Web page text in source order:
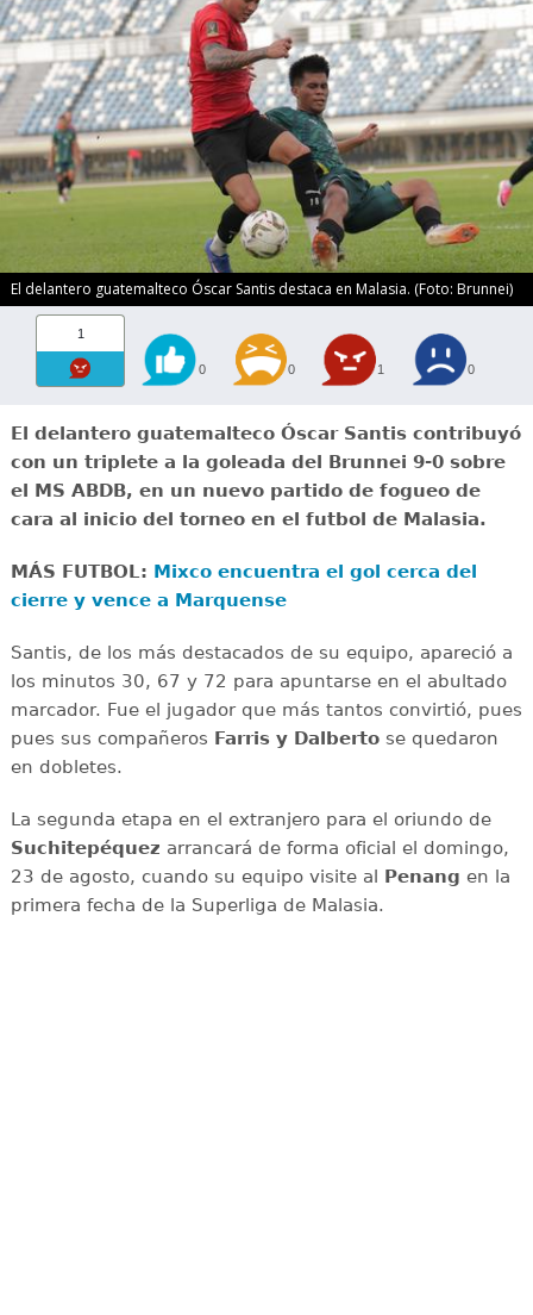
El delantero guatemalteco Óscar Santis destaca en Malasia. (Foto: Brunnei)
1
0 0 1 0
El delantero guatemalteco Óscar Santis contribuyó
con un triplete a la goleada del Brunnei 9-0 sobre
el MS ABDB, en un nuevo partido de fogueo de
cara al inicio del torneo en el futbol de Malasia.
MÁS FUTBOL: Mixco encuentra el gol cerca del
cierre y vence a Marquense
Santis, de los más destacados de su equipo, apareció a
los minutos 30, 67 y 72 para apuntarse en el abultado
marcador. Fue el jugador que más tantos convirtió, pues
pues sus compañeros Farris y Dalbertose quedaron
en dobletes.
La segunda etapa en el extranjero para el oriundo de
Suchitepéquez arrancará de forma oficial el domingo,
23 de agosto, cuando su equipo visite al Penang en la
primera fecha de la Superliga de Malasia.